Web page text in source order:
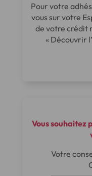
Pour votre
vous sur votre
de votre crédit
« Découvrir
Vous souhaitez
Votre